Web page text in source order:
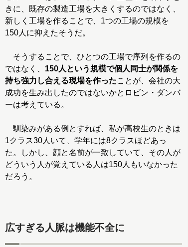
きに、既存の製造工場を大きくするのではなく、
新しく工場を作ることで、1つの工場の規模を
150人に抑えたそうだ。
そうすることで、ひとつの工場で序列を作るの
ではなく、 150人という規模で個人同士が関係を
持ち強力し合える現場を作ったことが、会社の大
成功を生み出したのではないかとロビン・ダンバ
ーは考えている。
馴染みがある例とすれば、私が高校生のときは
1クラス30人いて、学年には8クラスほどあっ
た。しかし、顔と名前が一致していて、その人が
どういう人が覚えている人は150人もいなかった
だろう。
広すぎる人脈は機能不全に